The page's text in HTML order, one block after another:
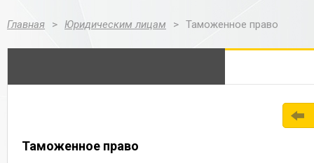
Главная > Юридическим лицам > Таможенное право
Таможенное право